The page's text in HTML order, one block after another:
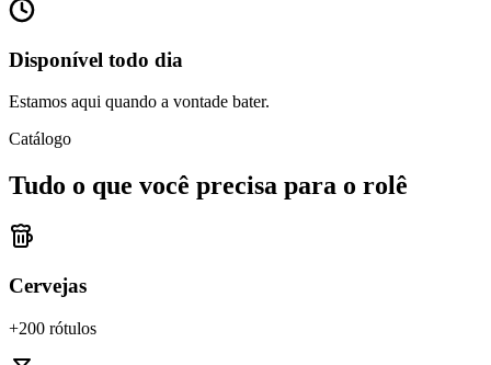
Disponível todo dia
Estamos aqui quando a vontade bater.
Catálogo
Tudo o que você precisa para o rolê
Cervejas
+200 rótulos